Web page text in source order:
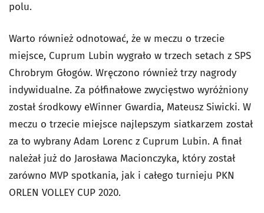
polu.
Warto również odnotować, że w meczu o trzecie
miejsce, Cuprum Lubin wygrało w trzech setach z SPS
Chrobrym Głogów. Wręczono również trzy nagrody
indywidualne. Za półfinałowe zwycięstwo wyróżniony
został środkowy eWinner Gwardia, Mateusz Siwicki. W
meczu o trzecie miejsce najlepszym siatkarzem został
za to wybrany Adam Lorenc z Cuprum Lubin. A finał
należał już do Jarosława Macionczyka, który został
zarówno MVP spotkania, jak i całego turnieju PKN
ORLEN VOLLEY CUP 2020.